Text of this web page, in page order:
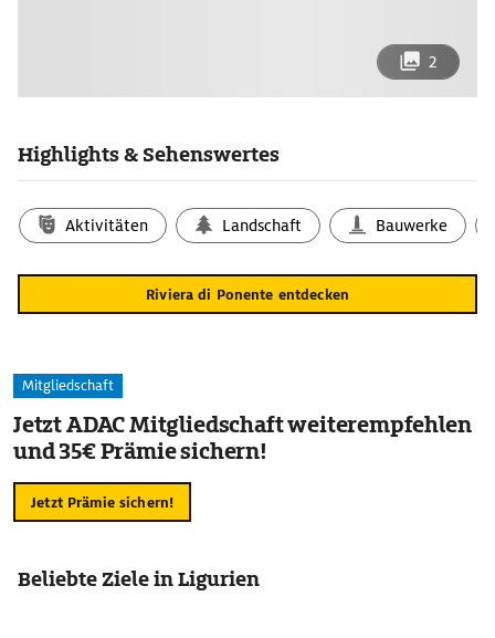
2
Highlights & Sehenswertes
Aktivitäten Landschaft Bauwerke
Riviera di Ponente entdecken
Mitgliedschaft
Jetzt ADAC Mitgliedschaft weiterempfehlen
und 35€ Prämie sichern!
Jetzt Prämie sichern!
Beliebte Ziele in Ligurien